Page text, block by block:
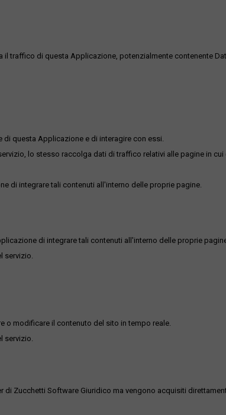
traffico di questa Applicazione, potenzialmente contenente
questa Applicazione e di interagire con essi.
lo stesso raccolga dati di traffico relativi alle pagine in cui
di integrare tali contenuti all'interno delle proprie pagine.
di integrare tali contenuti all'interno delle proprie
servizio.
o modificare il contenuto del sito in tempo reale.
servizio.
Zucchetti Software Giuridico ma vengono acquisiti